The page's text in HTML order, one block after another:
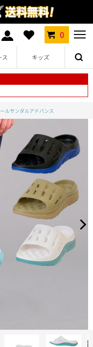
0
ス キッズ
ルサンダルアドバンス